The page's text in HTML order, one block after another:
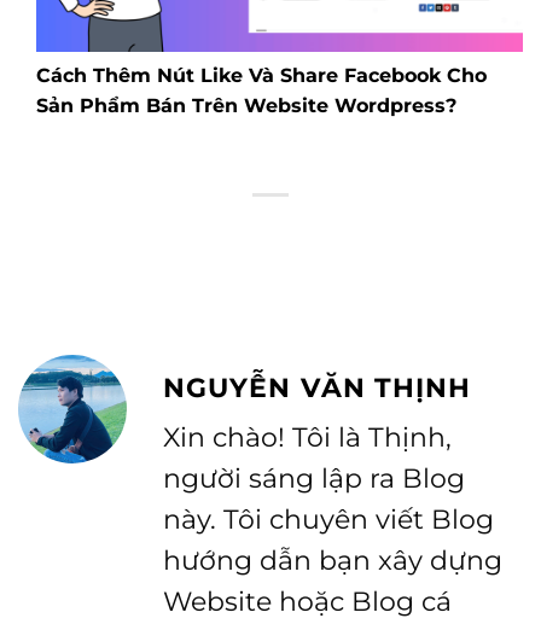
Cách Thêm Nút Like Và Share Facebook Cho
Sản Phẩm Bán Trên Website Wordpress?
NGUYỄN VĂN THỊNH
Xin chào! Tôi là Thịnh,
người sáng lập ra Blog
này. Tôi chuyên viết Blog
hướng dẫn bạn xây dựng
Website hoặc Blog cá